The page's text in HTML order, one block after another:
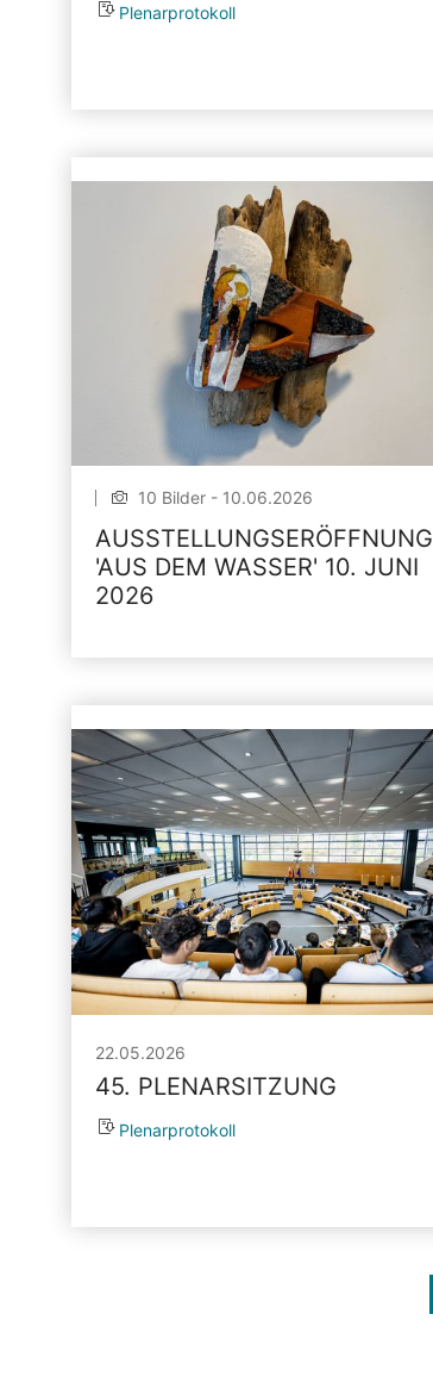
Plenarprotokoll
10 Bilder - 10.06.2026
AUSSTELLUNGSERÖFFNUNG
'AUS DEM WASSER' 10. JUNI
2026
22.05.2026
45. PLENARSITZUNG
Plenarprotokoll